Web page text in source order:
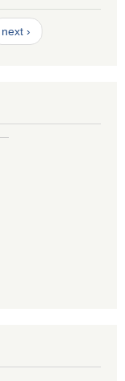
next ›